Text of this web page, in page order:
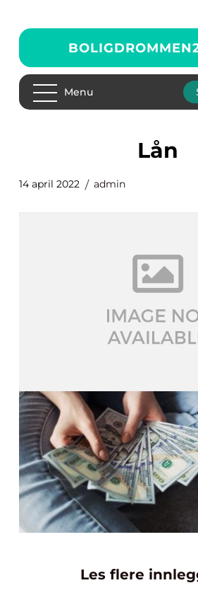
Menu
lån
14 april 2022 admin
Les flere